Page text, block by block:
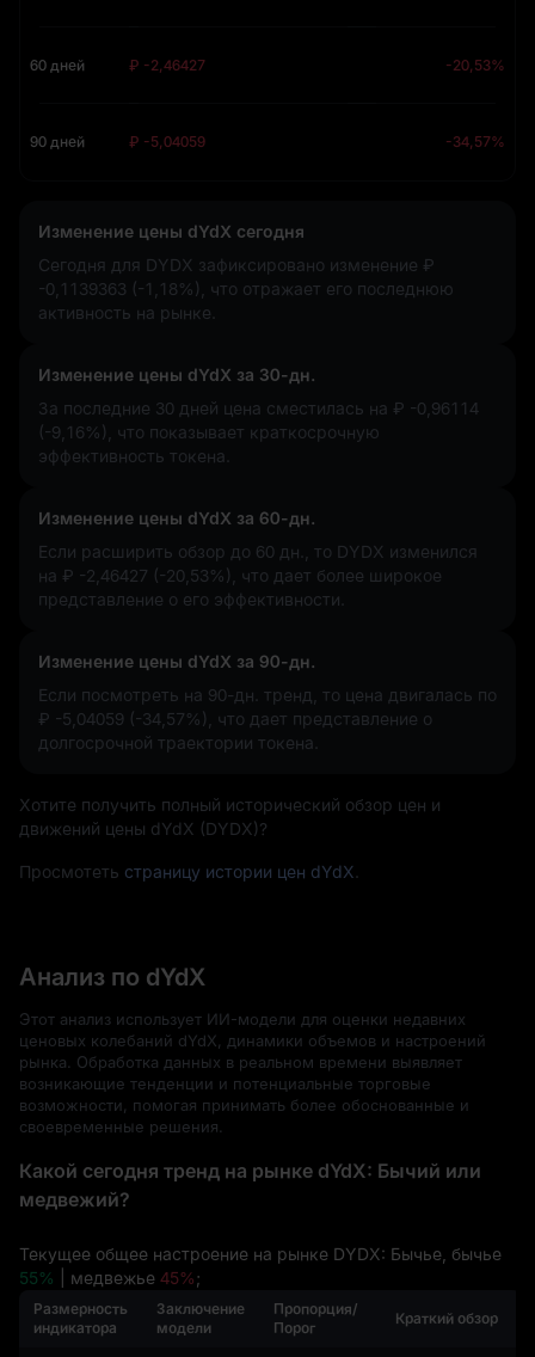
60 дней ₽ -2,46427 -20,53%
90 дней ₽ -5,04059 -34,57%
Изменение цены dYdX сегодня
Сегодня для DYDX зафиксировано изменение ₽
-0,1139363 (-1,18%)
, что отражает его последнюю
активность на рынке.
Изменение цены dYdX за 30-дн.
За последние 30 дней цена сместилась на ₽ -0,96114
(-9,16%)
, что показывает краткосрочную
эффективность токена.
Изменение цены dYdX за 60-дн.
Если расширить обзор до 60 дн., то DYDX изменился
на ₽ -2,46427 (-20,53%)
, что дает более широкое
представление о его эффективности.
Изменение цены dYdX за 90-дн.
Если посмотреть на 90-дн. тренд, то цена двигалась по
₽ -5,04059 (-34,57%)
, что дает представление о
долгосрочной траектории токена.
Хотите получить полный исторический обзор цен и
движений цены dYdX (DYDX)?
Просмотеть страницу истории цен dYdX
Анализ по dYdX
Этот анализ использует ИИ-модели для оценки недавних
ценовых колебаний dYdX, динамики объемов и настроений
рынка. Обработка данных в реальном времени выявляет
возникающие тенденции и потенциальные торговые
возможности, помогая принимать более обоснованные и
своевременные решения.
Какой сегодня тренд на рынке dYdX: Бычий или
медвежий?
Текущее общее настроение на рынке DYDX: Бычье, бычье
55%
| медвежье 45%;
Размерность
индикатора
Заключение
модели
Пропорция/
Порог
Краткий обзор